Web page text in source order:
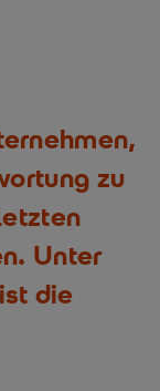
zu
Unter
die